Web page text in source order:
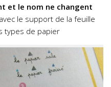
et le nom ne changent
avec le support de la feuille
types de papier